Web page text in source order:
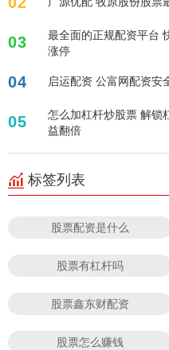
03
最全面的正规配资平台
涨停
04 启运配资 公富网配资安
05
怎么加杠杆炒股票 解锁
益翻倍
标签列表
股票配资是什么
股票有杠杆吗
股票鑫东财配资
股票怎么赚钱